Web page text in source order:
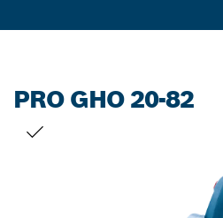
PRO GHO 20-82